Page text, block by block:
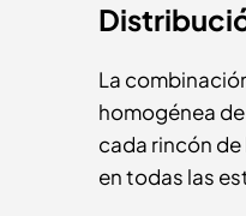
La
homogénea
cada rincón
en todas las